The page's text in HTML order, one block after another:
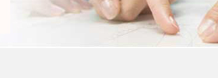
塑料粉碎机 小型撕碎机